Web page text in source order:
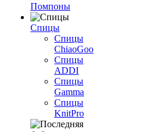
Помпоны
Спицы
Спицы
ChiaoGoo
Спицы
ADDI
Спицы
Gamma
Спицы
KnitPro